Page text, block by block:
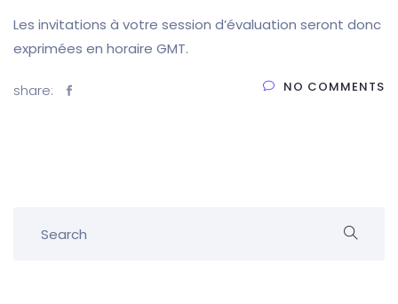
Les invitations à votre session d’évaluation seront donc
exprimées en horaire GMT.
share: NO COMMENTS